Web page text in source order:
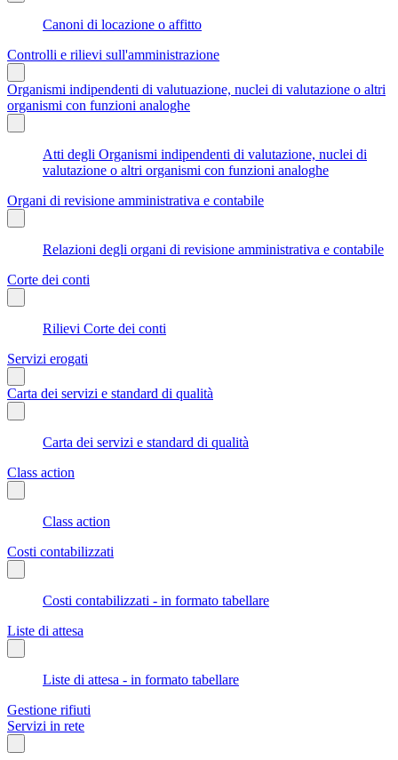
Canoni di locazione o affitto
Controlli e rilievi sull'amministrazione
Organismi indipendenti di valutuazione, nuclei di valutazione o altri
organismi con funzioni analoghe
Atti degli Organismi indipendenti di valutazione, nuclei di
valutazione o altri organismi con funzioni analoghe
Organi di revisione amministrativa e contabile
Relazioni degli organi di revisione amministrativa e contabile
Corte dei conti
Rilievi Corte dei conti
Servizi erogati
Carta dei servizi e standard di qualità
Carta dei servizi e standard di qualità
Class action
Class action
Costi contabilizzati
Costi contabilizzati - in formato tabellare
Liste di attesa
Liste di attesa - in formato tabellare
Gestione rifiuti
Servizi in rete